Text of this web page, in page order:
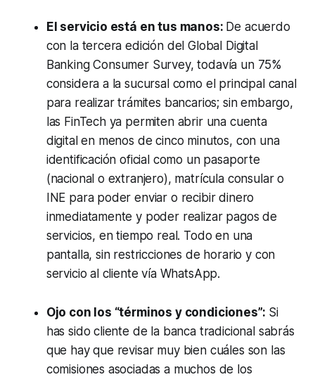
El servicio está en tus manos: De acuerdo
con la tercera edición del Global Digital
Banking Consumer Survey, todavía un 75%
considera a la sucursal como el principal canal
para realizar trámites bancarios; sin embargo,
las FinTech ya permiten abrir una cuenta
digital en menos de cinco minutos, con una
identificación oficial como un pasaporte
(nacional o extranjero), matrícula consular o
INE para poder enviar o recibir dinero
inmediatamente y poder realizar pagos de
servicios, en tiempo real. Todo en una
pantalla, sin restricciones de horario y con
servicio al cliente vía WhatsApp.
Ojo con los “términos y condiciones”: Si
has sido cliente de la banca tradicional sabrás
que hay que revisar muy bien cuáles son las
comisiones asociadas a muchos de los